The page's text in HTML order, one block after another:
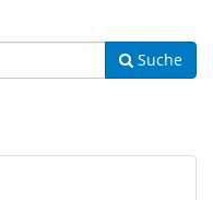
Suche